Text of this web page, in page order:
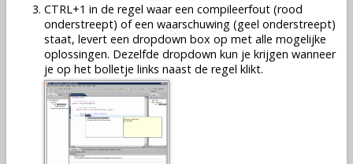
CTRL+1 in de regel waar een compileerfout (rood
onderstreept) of een waarschuwing (geel onderstreept)
staat, levert een dropdown box op met alle mogelijke
oplossingen. Dezelfde dropdown kun je krijgen wanneer
je op het bolletje links naast de regel klikt.